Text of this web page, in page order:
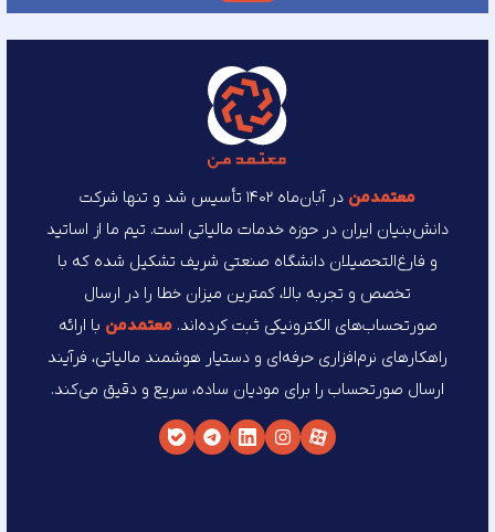
معتمد‌من
در آبان‌ماه ۱۴۰۲ تأسیس شد و تنها شرکت
دانش‌بنیان ایران در حوزه خدمات مالیاتی است. تیم ما از اساتید
و فارغ‌التحصیلان دانشگاه صنعتی شریف تشکیل شده که با
تخصص و تجربه بالا، کمترین میزان خطا را در ارسال
صورتحساب‌های الکترونیکی ثبت کرده‌اند.معتمد‌من با ارائه
راهکارهای نرم‌افزاری حرفه‌ای و دستیار هوشمند مالیاتی، فرآیند
ارسال صورتحساب را برای مودیان ساده، سریع و دقیق می‌کند.